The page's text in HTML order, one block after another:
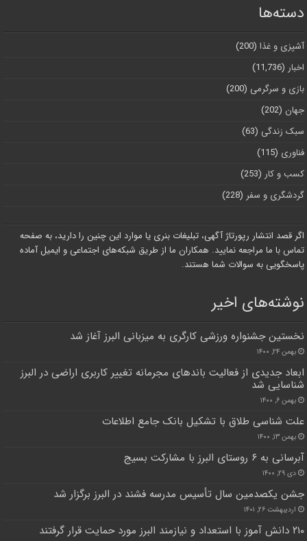
دسته‌ها
آشپزی و غذا (200)
اخبار (11,736)
بازی و سرگرمی (200)
جهان (202)
سبک زندگی (63)
فناوری (115)
کسب و کار (253)
گردشگری و سفر (228)
اگر قصد انتشار رپورتاژ آگهی، تبلیغات بنری یا موارد این چنین را دارید، به صفحه
تماس با ما مراجعه نمایید. همکاران ما از طریق شبکه‌های اجتماعی و ایمیل آماده
پاسخگویی به سوالات شما هستند.
نوشته‌های اخیر
نخستین جشنواره ورزشی کارگری به میزبانی البرز آغاز شد
بهمن ۲۴, ۱۴۰۰
ابعاد جدیدی از فعالیت باندهای مجرمانه تغییر کاربری اراضی در البرز
شناسایی شد
بهمن ۶, ۱۴۰۰
علت شناسی طلاق با تشکیل بانک جامع اطلاعات
بهمن ۱۳, ۱۴۰۰
آبرسانی به ۶ روستای البرز با مشارکت بسیج
دی ۲۹, ۱۴۰۰
جشن یکصدمین سال تأسیس مدرسه فشند در البرز برگزار شد
اردیبهشت ۲۶, ۱۴۰۱
۲۱۰ دانش آموز با استعداد و نیازمند البرز مورد حمایت قرار گرفتند